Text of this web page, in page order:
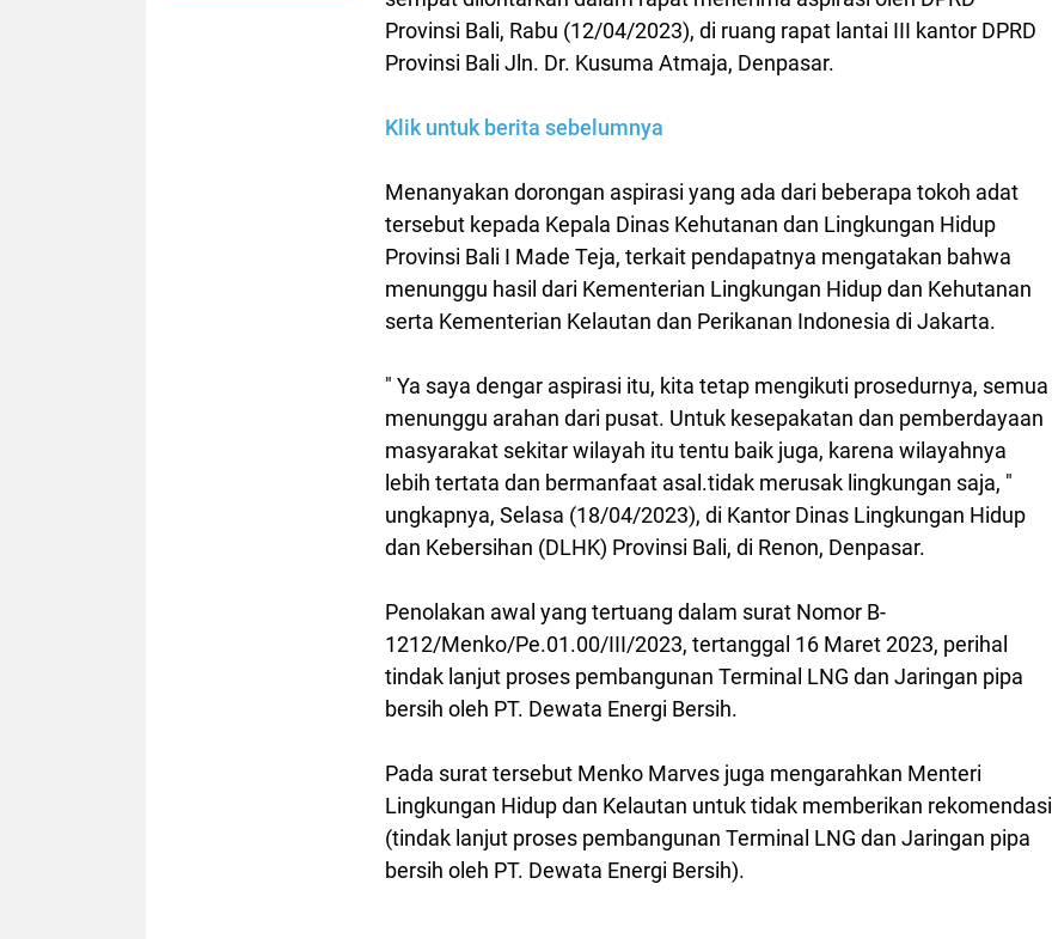
Provinsi Bali, Rabu (12/04/2023), di ruang rapat lantai III kantor DPRD
Provinsi Bali Jln. Dr. Kusuma Atmaja, Denpasar.
Klik untuk berita sebelumnya
Menanyakan dorongan aspirasi yang ada dari beberapa tokoh adat
tersebut kepada Kepala Dinas Kehutanan dan Lingkungan Hidup
Provinsi Bali I Made Teja, terkait pendapatnya mengatakan bahwa
menunggu hasil dari Kementerian Lingkungan Hidup dan Kehutanan
serta Kementerian Kelautan dan Perikanan Indonesia di Jakarta.
" Ya saya dengar aspirasi itu, kita tetap mengikuti prosedurnya, semua
menunggu arahan dari pusat. Untuk kesepakatan dan pemberdayaan
masyarakat sekitar wilayah itu tentu baik juga, karena wilayahnya
lebih tertata dan bermanfaat asal.tidak merusak lingkungan saja, "
ungkapnya, Selasa (18/04/2023), di Kantor Dinas Lingkungan Hidup
dan Kebersihan (DLHK) Provinsi Bali, di Renon, Denpasar.
Penolakan awal yang tertuang dalam surat Nomor B-
1212/Menko/Pe.01.00/III/2023, tertanggal 16 Maret 2023, perihal
tindak lanjut proses pembangunan Terminal LNG dan Jaringan pipa
bersih oleh PT. Dewata Energi Bersih.
Pada surat tersebut Menko Marves juga mengarahkan Menteri
Lingkungan Hidup dan Kelautan untuk tidak memberikan rekomendasi
(tindak lanjut proses pembangunan Terminal LNG dan Jaringan pipa
bersih oleh PT. Dewata Energi Bersih).